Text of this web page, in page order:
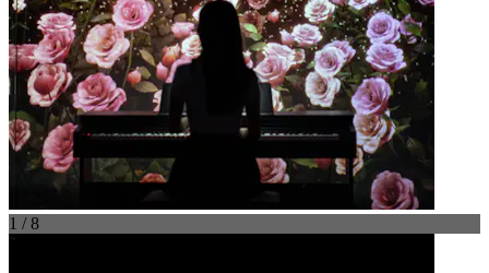
1 / 8